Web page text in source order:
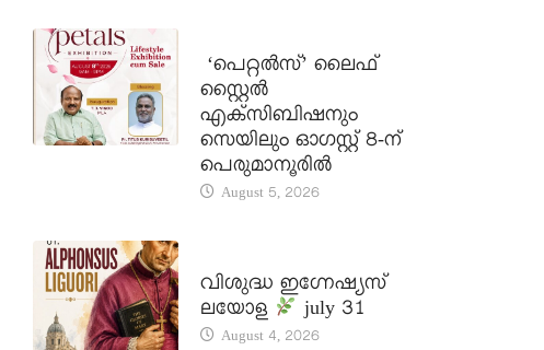
‘പെറ്റൽസ്’ ലൈഫ്
സ്റ്റൈൽ
എക്സിബിഷനും
സെയിലും ഓഗസ്റ്റ് 8-ന്
പെരുമാനൂരിൽ
August 5, 2026
വിശുദ്ധ ഇഗ്നേഷ്യസ്
ലയോള
july 31
August 4, 2026